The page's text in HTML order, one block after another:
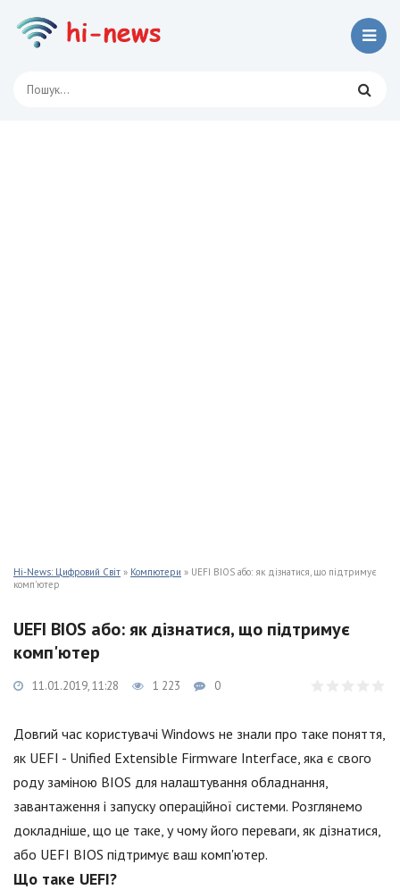
Hi-News: Цифровий Світ » Компютери » UEFI BIOS або: як дізнатися, що підтримує
комп'ютер
UEFI BIOS або: як дізнатися, що підтримує
комп'ютер
11.01.2019, 11:28 1 223 0
Довгий час користувачі Windows не знали про таке поняття,
як UEFI - Unified Extensible Firmware Interface, яка є свого
роду заміною BIOS для налаштування обладнання,
завантаження і запуску операційної системи. Розглянемо
докладніше, що це таке, у чому його переваги, як дізнатися,
або UEFI BIOS підтримує ваш комп'ютер.
Що таке UEFI?